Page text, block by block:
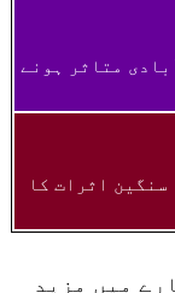
متاثر ہونے
اثرات کا
میں مزید